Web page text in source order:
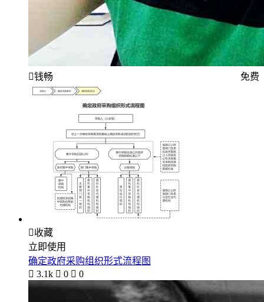
钱畅 免费
收藏
立即使用
确定政府采购组织形式流程图
 3.1k  0  0